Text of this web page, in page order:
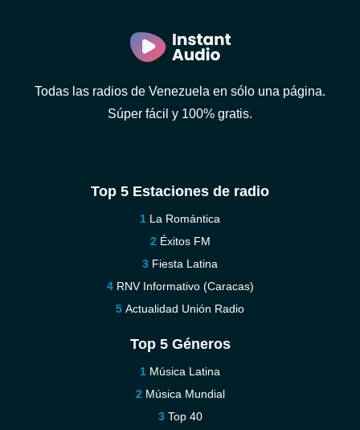
Todas las radios de Venezuela en sólo una página.
Súper fácil y 100% gratis.
Top 5 Estaciones de radio
La Romántica
Éxitos FM
Fiesta Latina
RNV Informativo (Caracas)
Actualidad Unión Radio
Top 5 Géneros
Música Latina
Música Mundial
Top 40